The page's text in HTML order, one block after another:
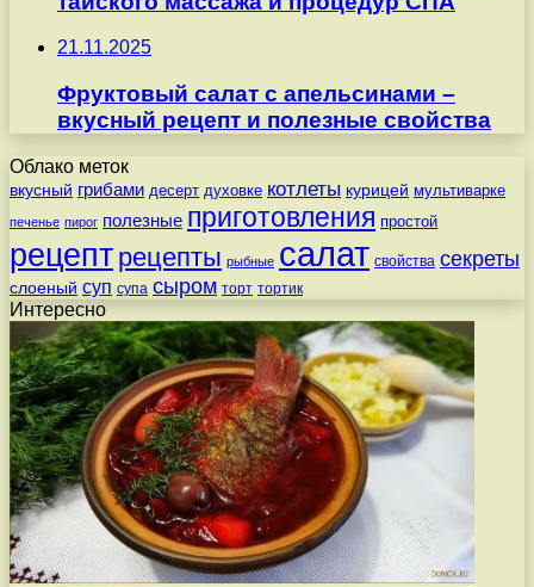
21.11.2025
Фруктовый салат с апельсинами –
вкусный рецепт и полезные свойства
Облако меток
вкусный грибами десерт духовке котлеты курицей мультиварке
печенье пирог полезные приготовления простой
рецепт рецепты рыбные салат свойства секреты
слоеный суп супа сыром торт тортик
Интересно